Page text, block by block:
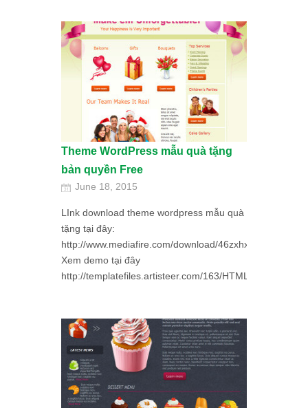
Theme WordPress mẫu quà tặng
bản quyền Free
June 18, 2015
LInk download theme wordpress mẫu quà
tặng tại đây:
http://www.mediafire.com/download/46zxhx1gcgp1h6p/
Xem demo tại đây
http://templatefiles.artisteer.com/163/HTML/index.html